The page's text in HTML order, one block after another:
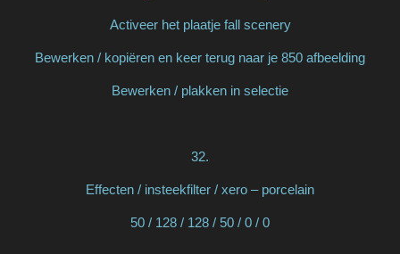
Activeer het plaatje fall scenery
Bewerken / kopiëren en keer terug naar je 850 afbeelding
Bewerken / plakken in selectie
32.
Effecten / insteekfilter / xero – porcelain
50 / 128 / 128 / 50 / 0 / 0